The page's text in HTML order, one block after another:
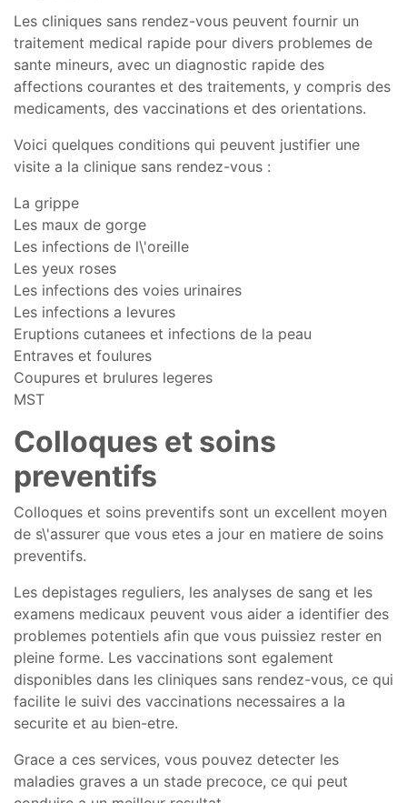
Les cliniques sans rendez-vous peuvent fournir un
traitement medical rapide pour divers problemes de
sante mineurs, avec un diagnostic rapide des
affections courantes et des traitements, y compris des
medicaments, des vaccinations et des orientations.
Voici quelques conditions qui peuvent justifier une
visite a la clinique sans rendez-vous :
La grippe
Les maux de gorge
Les infections de l\'oreille
Les yeux roses
Les infections des voies urinaires
Les infections a levures
Eruptions cutanees et infections de la peau
Entraves et foulures
Coupures et brulures legeres
MST
Colloques et soins
preventifs
Colloques et soins preventifs sont un excellent moyen
de s\'assurer que vous etes a jour en matiere de soins
preventifs.
Les depistages reguliers, les analyses de sang et les
examens medicaux peuvent vous aider a identifier des
problemes potentiels afin que vous puissiez rester en
pleine forme. Les vaccinations sont egalement
disponibles dans les cliniques sans rendez-vous, ce qui
facilite le suivi des vaccinations necessaires a la
securite et au bien-etre.
Grace a ces services, vous pouvez detecter les
maladies graves a un stade precoce, ce qui peut